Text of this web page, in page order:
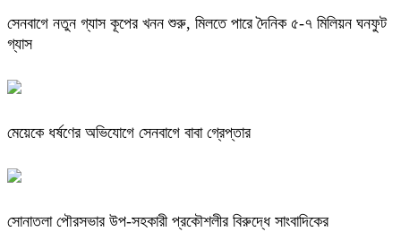
সেনবাগে নতুন গ্যাস কূপের খনন শুরু, মিলতে পারে দৈনিক ৫-৭ মিলিয়ন ঘনফুট
গ্যাস
মেয়েকে ধর্ষণের অভিযোগে সেনবাগে বাবা গ্রেপ্তার
সোনাতলা পৌরসভার উপ-সহকারী প্রকৌশলীর বিরুদ্ধে সাংবাদিকের